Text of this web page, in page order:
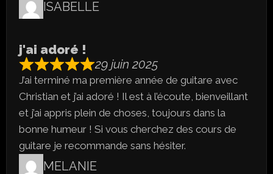
ISABELLE
j'ai adoré !
29 juin 2025
J’ai terminé ma première année de guitare avec
Christian et j’ai adoré ! Il est à l’écoute, bienveillant
et j’ai appris plein de choses, toujours dans la
bonne humeur ! Si vous cherchez des cours de
guitare je recommande sans hésiter.
MELANIE